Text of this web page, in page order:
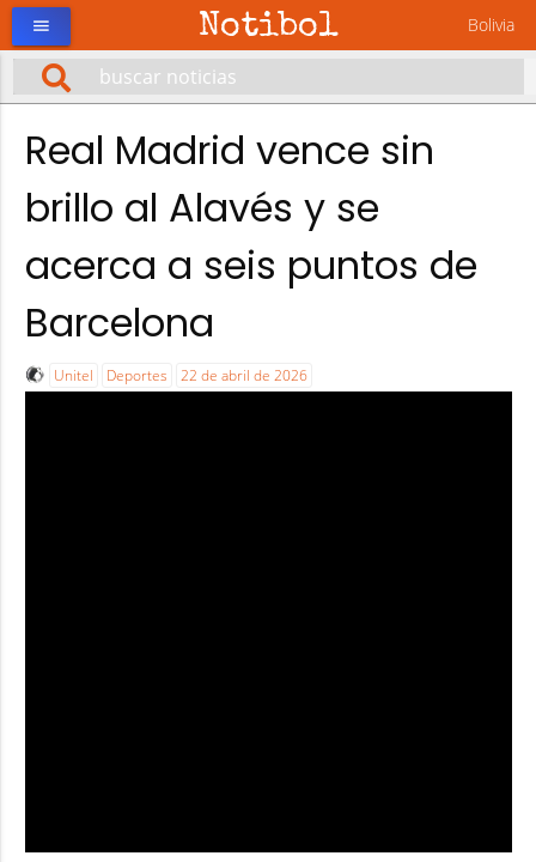
Notibol Bolivia
menu
Real Madrid vence sin
brillo al Alavés y se
acerca a seis puntos de
Barcelona
Unitel Deportes 22 de abril de 2026